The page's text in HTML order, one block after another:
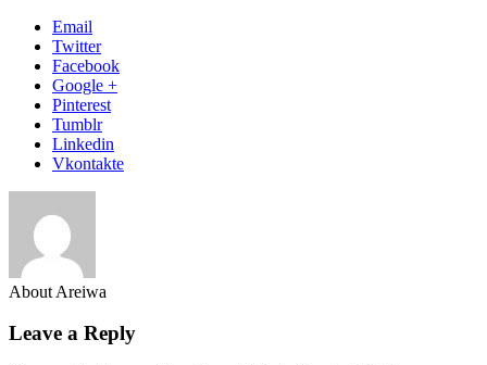
Email
Twitter
Facebook
Google +
Pinterest
Tumblr
Linkedin
Vkontakte
About Areiwa
Leave a Reply